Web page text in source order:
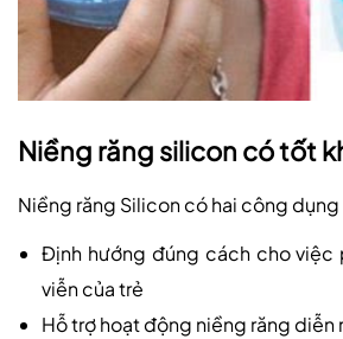
Niềng răng silicon có tốt
Niềng răng Silicon có hai công dụng
Định hướng đúng cách cho việc
viễn của trẻ
Hỗ trợ hoạt động niềng răng diễn